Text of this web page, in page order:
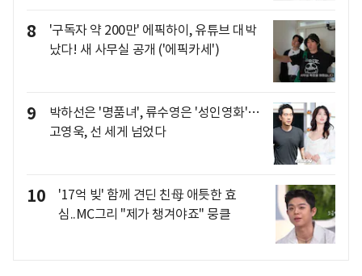
8
'구독자 약 200만' 에픽하이, 유튜브 대박
났다! 새 사무실 공개 ('에픽카세')
9
박하선은 '명품녀', 류수영은 '성인영화'…
고영욱, 선 세게 넘었다
10
'17억 빚' 함께 견딘 친母 애틋한 효
심..MC그리 "제가 챙겨야죠" 뭉클